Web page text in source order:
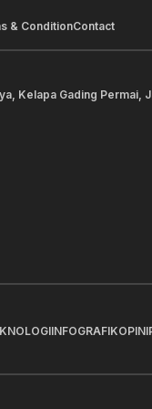
& ConditionContact
Kelapa Gading Permai,
INFOGRAFIKOPINI